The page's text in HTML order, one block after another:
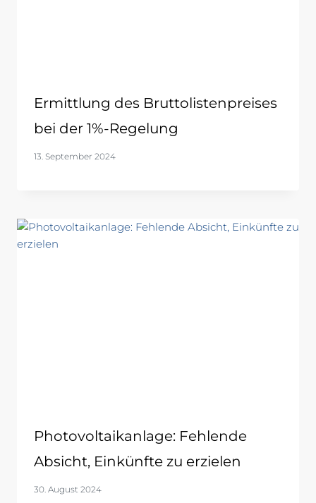
Ermittlung des Bruttolistenpreises
bei der 1%-Regelung
13. September 2024
Photovoltaikanlage: Fehlende
Absicht, Einkünfte zu erzielen
30. August 2024